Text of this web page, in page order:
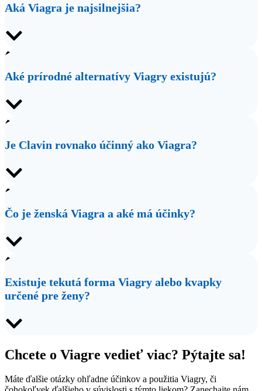
Aká Viagra je najsilnejšia?
Aké prírodné alternatívy Viagry existujú?
Je Clavin rovnako účinný ako Viagra?
Čo je ženská Viagra a aké má účinky?
Existuje tekutá forma Viagry alebo kvapky
určené pre ženy?
Chcete o Viagre vedieť viac? Pýtajte sa!
Máte ďalšie otázky ohľadne účinkov a použitia Viagry, či